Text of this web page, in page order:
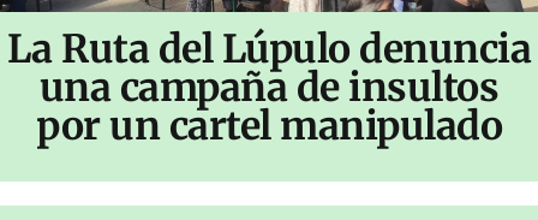
La Ruta del Lúpulo denuncia
una campaña de insultos
por un cartel manipulado